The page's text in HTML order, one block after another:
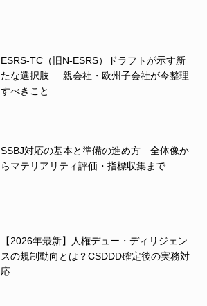
ESRS-TC（旧N-ESRS）ドラフトが示す新
たな選択肢──親会社・欧州子会社が今整理
すべきこと
SSBJ対応の基本と準備の進め方 全体像か
らマテリアリティ評価・指標収集まで
【2026年最新】人権デュー・ディリジェン
スの規制動向とは？CSDDD確定後の実務対
応